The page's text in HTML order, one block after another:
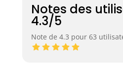
Notes des
4.3/5
Note de 4.3 pour 63